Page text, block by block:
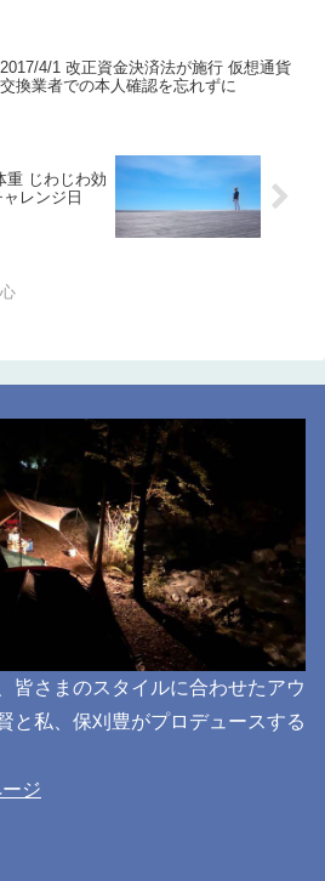
2017/4/1 改正資金決済法が施行 仮想通貨
交換業者での本人確認を忘れずに
重 じわじわ効
レンジ日
皆さまのスタイルに合わせたアウ
と私、保刈豊がプロデュースする
ジ